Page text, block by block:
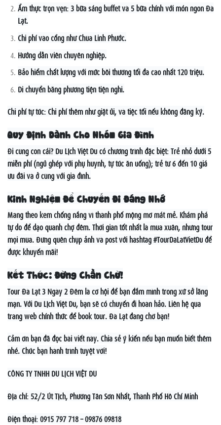
Ẩm thực trọn vẹn: 3 bữa sáng buffet và 5 bữa chính với món ngon Đà
Lạt.
Chi phí vào cổng như Chùa Linh Phước.
Hướng dẫn viên chuyên nghiệp.
Bảo hiểm chất lượng với mức bồi thường tối đa cao nhất 120 triệu.
Di chuyển bằng phương tiện tiện nghi.
Chi phí tự túc: Chi phí thêm như giặt ủi, và tiệc tối nếu không đăng ký.
Quy Định Dành Cho Nhóm Gia Đình
Đi cùng con cái? Du Lịch Việt Du có chương trình đặc biệt: Trẻ nhỏ dưới 5
miễn phí (ngủ ghép với phụ huynh, tự túc ăn uống); trẻ từ 6 đến 10 giá
ưu đãi và ở cùng với gia đình.
Kinh Nghiệm Để Chuyến Đi Đáng Nhớ
Mang theo kem chống nắng vì thành phố mộng mơ mát mẻ. Khám phá
tự do để dạo quanh chợ đêm. Thời gian tốt nhất là mùa xuân, nhưng tour
mọi mùa. Đừng quên chụp ảnh và post với hashtag #TourDaLatVietDu để
được khuyến mãi!
Kết Thúc: Đừng Chần Chừ!
Tour Đà Lạt 3 Ngày 2 Đêm là cơ hội để bạn đắm mình trong xứ sở lãng
mạn. Với Du Lịch Việt Du, bạn sẽ có chuyến đi hoàn hảo. Liên hệ qua
trang web chính thức để book tour. Đà Lạt đang chờ bạn!
Cảm ơn bạn đã đọc bài viết này. Chia sẻ ý kiến nếu bạn muốn biết thêm
nhé. Chúc bạn hành trình tuyệt vời!
CÔNG TY TNHH DU LỊCH VIỆT DU
Địa chỉ: 52/2 Út Tịch, Phường Tân Sơn Nhất, Thành Phố Hồ Chí Minh
Điện thoại: 0915 797 718 – 09876 09818